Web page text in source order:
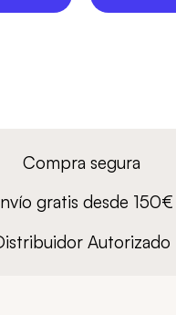
Compra segura
gratis desde 150€
Autorizado